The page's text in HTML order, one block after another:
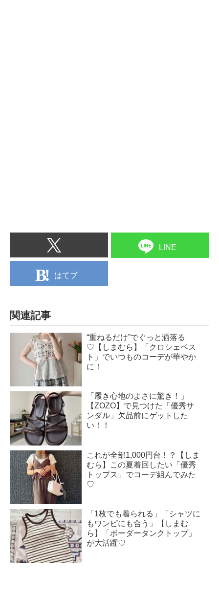
LINE
はてブ
関連記事
“重ねるだけ”でぐっと洒落る
♡【しまむら】「クロシェベス
ト」でいつものコーデが華やか
に！
「履き心地のよさに驚き！」
【ZOZO】で見つけた「優秀サ
ンダル」欠品前にゲットした
い！！
これが全部1,000円台！？【しま
むら】この夏着回したい「優秀
トップス」でコーデ組んでみた
♡
「1枚でも着られる」「シャツに
もワンピにも合う」【しまむ
ら】「ボーダータンクトップ」
が大活躍♡